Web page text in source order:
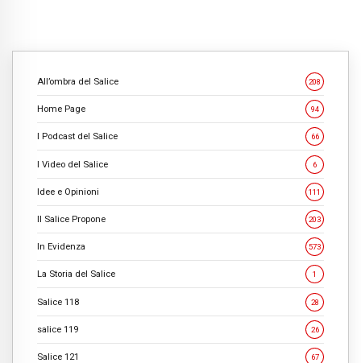
All’ombra del Salice 208
Home Page 94
I Podcast del Salice 66
I Video del Salice 6
Idee e Opinioni 111
Il Salice Propone 203
In Evidenza 573
La Storia del Salice 1
Salice 118 28
salice 119 26
Salice 121 67